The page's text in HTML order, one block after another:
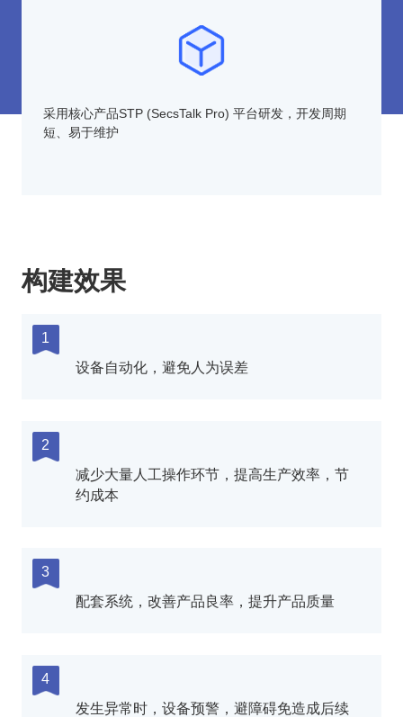
采用核心产品STP (SecsTalk Pro) 平台研发，开发周期
短、易于维护
构建效果
1
设备自动化，避免人为误差
2
减少大量人工操作环节，提高生产效率，节
约成本
3
配套系统，改善产品良率，提升产品质量
4
发生异常时，设备预警，避障碍免造成后续